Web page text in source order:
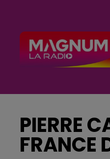
PIERRE
FRANCE